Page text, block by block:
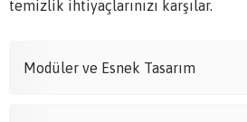
temizlik ihtiyaçlarınızı karşılar.
Modüler ve Esnek Tasarım